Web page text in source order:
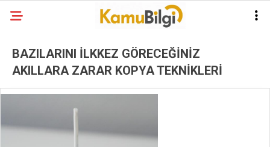
BAZILARINI İLKKEZ GÖRECEĞİNİZ
AKILLARA ZARAR KOPYA TEKNİKLERİ